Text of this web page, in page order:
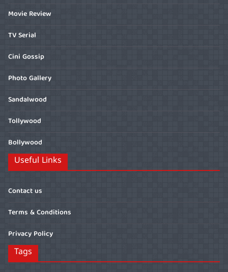
Movie Review
TV Serial
Cini Gossip
Photo Gallery
Sandalwood
Tollywood
Bollywood
Useful Links
Contact us
Terms & Conditions
Privacy Policy
Tags